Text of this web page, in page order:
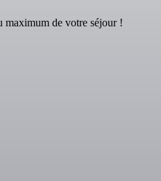
maximum de votre séjour !